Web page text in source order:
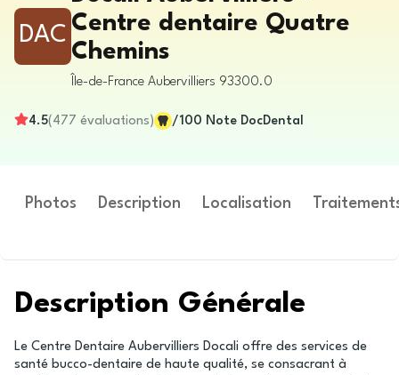
DAC Centre dentaire Quatre
Chemins
Île-de-France Aubervilliers 93300.0
4.5( 477 évaluations) /100 Note DocDental
Photos Description Localisation
Description Générale
Le Centre Dentaire Aubervilliers Docali offre des services de
santé bucco-dentaire de haute qualité, se consacrant à